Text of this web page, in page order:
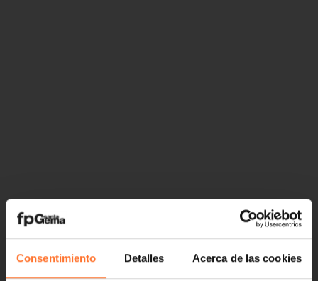
Consentimiento Detalles Acerca de las cookies